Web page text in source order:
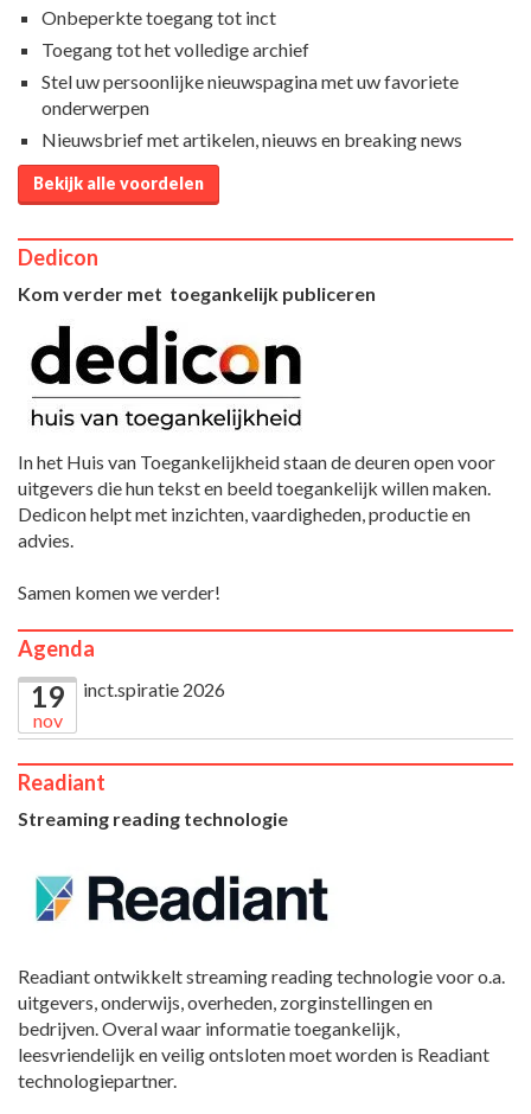
Onbeperkte toegang tot inct
Toegang tot het volledige archief
Stel uw persoonlijke nieuwspagina met uw favoriete
onderwerpen
Nieuwsbrief met artikelen, nieuws en breaking news
Bekijk alle voordelen
Dedicon
Kom verder met toegankelijk publiceren
In het Huis van Toegankelijkheid staan de deuren open voor
uitgevers die hun tekst en beeld toegankelijk willen maken.
Dedicon helpt met inzichten, vaardigheden, productie en
advies.
Samen komen we verder!
Agenda
19
nov
inct.spiratie 2026
Readiant
Streaming reading technologie
Readiant ontwikkelt streaming reading technologie voor o.a.
uitgevers, onderwijs, overheden, zorginstellingen en
bedrijven. Overal waar informatie toegankelijk,
leesvriendelijk en veilig ontsloten moet worden is Readiant
technologiepartner.